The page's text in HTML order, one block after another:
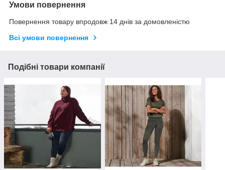
Умови повернення
Повернення товару впродовж 14 днів за домовленістю
Всі умови повернення
Подібні товари компанії